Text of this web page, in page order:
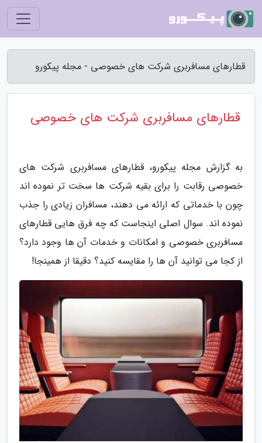
قطارهای مسافربری شرکت های خصوصی - مجله پیکورو
قطارهای مسافربری شرکت های خصوصی
به گزارش مجله پیکورو، قطارهای مسافربری شرکت های
خصوصی رقابت را برای بقیه شرکت ها سخت تر نموده اند
چون با خدماتی که ارائه می دهند، مسافران زیادی را جذب
نموده اند. سوال اصلی اینجاست که چه فرق هایی قطارهای
مسافربری خصوصی و امکانات و خدمات آن ها وجود دارد؟
از کجا می توانید آن ها را مقایسه کنید؟ دقیقا از همینجا!